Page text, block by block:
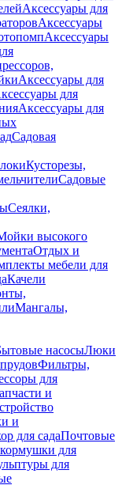
Аксессуары для
Аксессуары
Аксессуары
Аксессуары для
для
Аксессуары для
Садовая
Кусторезы,
Садовые
Сеялки,
высокого
Отдых и
мебели для
Качели
Мангалы,
насосыЛюки
Фильтры,
для
и
и
для садаПочтовые
для
для